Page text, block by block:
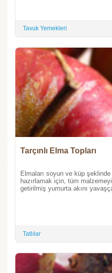
Tavuk Yemekleri
Tarçınlı Elma Topları
Elmaları soyun ve küp şeklinde
hazırlamak için, tüm
getirilmiş yumurta akını
Tatlılar